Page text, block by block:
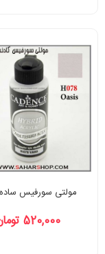
مولتی سورفیس ساده 078
520,000 تومان